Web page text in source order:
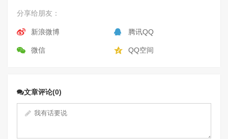
分享给朋友：
新浪微博 腾讯QQ
微信 QQ空间
文章评论(0)